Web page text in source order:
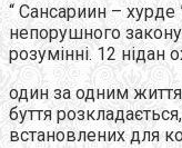
“ Сансариин –
непорушного
розумінні. 12 нідан
один за одним
буття
встановлених для